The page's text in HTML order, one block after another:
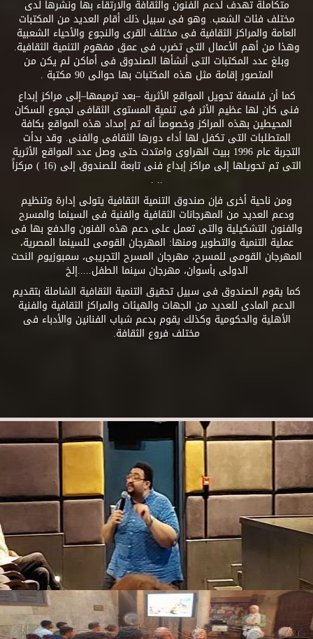
متكاملة تهدف لدعم الفنون والثقافة والارتقاء بها ونشرها لدى
مختلف فئات الشعب. وهو فى سبيل ذلك أقام العديد من المكتبات
العامة والمراكز الثقافية فى مختلف القرى والنجوع والأحياء الشعبية
وهذا من أهم الأعمال التى تضرب فى عمق مفهوم التنمية الثقافية.
وبلغ عدد المكتبات التى أنشأها الصندوق فى أماكن لم يكن من
المتصور إقامة مثل هذه المكتبات بها حوالى 90 مكتبة .
كما أن فلسفة تحويل المواقع الأثرية –بعد ترميمها–إلى مراكز إبداع
فنى كان لها عظيم الأثر فى تنمية المستوى الثقافى لجموع السكان
المحيطين بهذه المراكز وخصوصاً أنه تم إمداد هذه المواقع بكافة
المتطلبات التى تكفل لها أداء دورها الثقافى والفنى. وقد بدأت
التجربة عام 1996 ببيت الهراوى وامتدت حتى وصل عدد المواقع الأثرية
التى تم تحويلها إلى مراكز إبداع فنى تابعة للصندوق إلى (16 ) مركزاً
.. .
ومن ناحية أخرى فإن صندوق التنمية الثقافية يتولى إدارة وتنظيم
ودعم العديد من المهرجانات الثقافية والفنية فى السينما والمسرح
والفنون التشكيلية والتى تعمل على دعم هذه الفنون والدفع بها فى
عملية التنمية والتطوير ومنها: المهرجان القومى للسينما المصرية،
المهرجان القومى للمسرح، مهرجان المسرح التجريبى، سمبوزيوم النحت
الدولى بأسوان، مهرجان سينما الطفل.....إلخ
كما يقوم الصندوق فى سبيل تحقيق التنمية الثقافية الشاملة بتقديم
الدعم المادى للعديد من الجهات والهيئات والمراكز الثقافية والفنية
الأهلية والحكومية وكذلك يقوم بدعم شباب الفنانين والأدباء فى
مختلف فروع الثقافة.